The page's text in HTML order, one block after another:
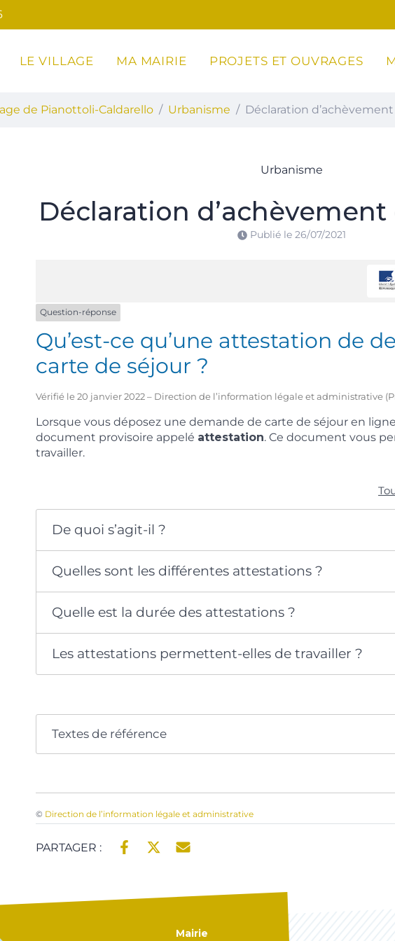
village de Pianottoli-Caldarello
LE VILLAGE MA MAIRIE PROJETS ET OUVRAGES
de Pianottoli-Caldarello Urbanisme Déclaration
Urbanisme
Déclaration
Publié le 26/07/2021
Question-réponse
Qu’est-ce qu’une attestation de
carte de séjour ?
Vérifié le 20 janvier 2022 – Direction de l’information légale et administrative
Lorsque vous déposez une demande de carte de séjour en
document provisoire appelé attestation. Ce document vous
travailler.
De quoi s’agit-il ?
Quelles sont les différentes attestations ?
Quelle est la durée des attestations ?
Les attestations permettent-elles de travailler ?
Textes de référence
© Direction de l’information légale et administrative
PARTAGER :
Mairie